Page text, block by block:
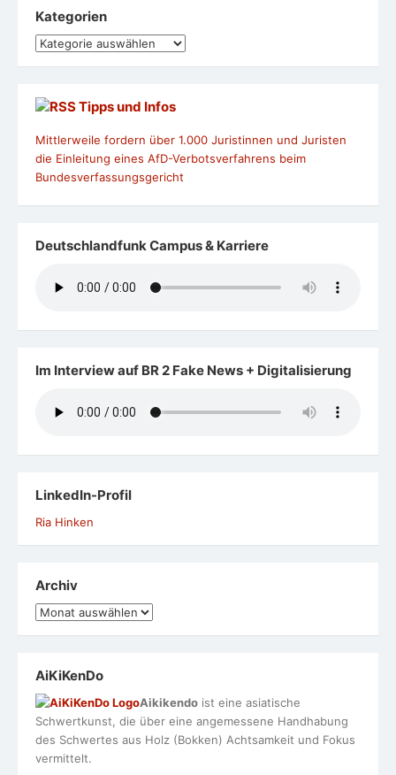
Kategorien
Kategorien
Tipps und Infos
Mittlerweile fordern über 1.000 Juristinnen und Juristen
die Einleitung eines AfD-Verbotsverfahrens beim
Bundesverfassungsgericht
Deutschlandfunk Campus & Karriere
Im Interview auf BR 2 Fake News + Digitalisierung
LinkedIn-Profil
Ria Hinken
Archiv
Archiv
AiKiKenDo
Aikikendo ist eine asiatische
Schwertkunst, die über eine angemessene Handhabung
des Schwertes aus Holz (Bokken) Achtsamkeit und Fokus
vermittelt.